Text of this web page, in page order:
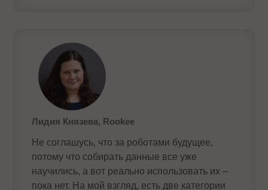
Лидия Князева, Rookee
Не соглашусь, что за роботами будущее,
потому что собирать данные все уже
научились, а вот реально использовать их –
пока нет. На мой взгляд, есть две категории